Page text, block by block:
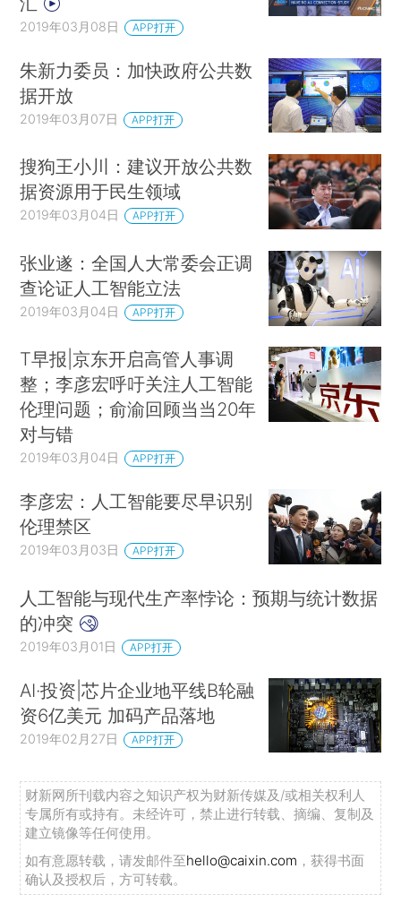
2019年03月08日 APP打开
朱新力委员：加快政府公共数
据开放
2019年03月07日 APP打开
搜狗王小川：建议开放公共数
据资源用于民生领域
2019年03月04日 APP打开
张业遂：全国人大常委会正调
查论证人工智能立法
2019年03月04日 APP打开
T早报|京东开启高管人事调
整；李彦宏呼吁关注人工智能
伦理问题；俞渝回顾当当20年
对与错
2019年03月04日 APP打开
李彦宏：人工智能要尽早识别
伦理禁区
2019年03月03日 APP打开
人工智能与现代生产率悖论：预期与统计数据
的冲突
2019年03月01日 APP打开
AI·投资|芯片企业地平线B轮融
资6亿美元 加码产品落地
2019年02月27日 APP打开
财新网所刊载内容之知识产权为财新传媒及/或相关权利人
专属所有或持有。未经许可，禁止进行转载、摘编、复制及
建立镜像等任何使用。
如有意愿转载，请发邮件至hello@caixin.com ，获得书面
确认及授权后，方可转载。